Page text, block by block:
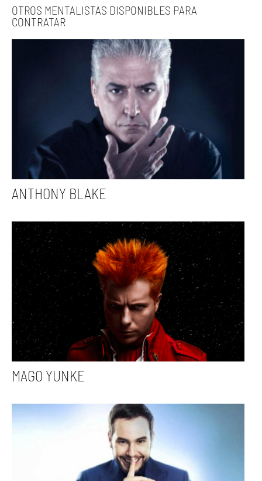
OTROS MENTALISTAS DISPONIBLES PARA
CONTRATAR
ANTHONY BLAKE
MAGO YUNKE